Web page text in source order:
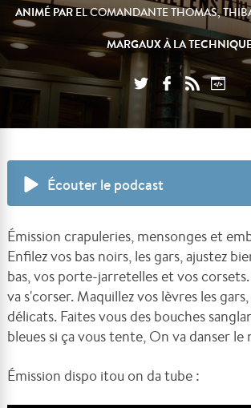
ANIMÉ PAREL COMANDANTE THOMAS,
MARGAUX À LA
Écouter le podcast
Émission crapuleries, mensonges et
Enfilez vos bas noirs, les gars, ajustez
bas, vos porte-jarretelles et vos
va s'corser. Maquillez vos lèvres les
délicats. Faites vous des bouches
bleues si ça vous tente, On va danser le
Émission dispo itou on da tube :